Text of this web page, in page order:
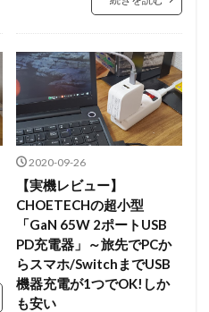
2020-09-26
【実機レビュー】
CHOETECHの超小型
「GaN 65W 2ポートUSB
PD充電器」～旅先でPCか
らスマホ/SwitchまでUSB
機器充電が1つでOK!しか
も安い